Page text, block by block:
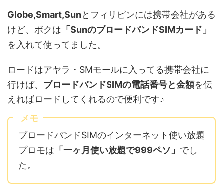
Globe,Smart,Sunとフィリピンには携帯会社がある
けど、ボクは 「SunのブロードバンドSIMカード」
を入れて使ってました。
ロードはアヤラ・SMモールに入ってる携帯会社に
行けば、 ブロードバンドSIMの電話番号と金額を伝
えればロードしてくれるので便利です♪
メモ
ブロードバンドSIMのインターネット使い放題
プロモは 「一ヶ月使い放題で999ペソ」 でし
た。